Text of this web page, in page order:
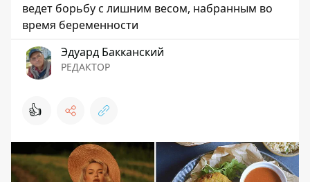
ведет борьбу с лишним весом, набранным во
время беременности
Эдуард Бакканский
РЕДАКТОР
👍